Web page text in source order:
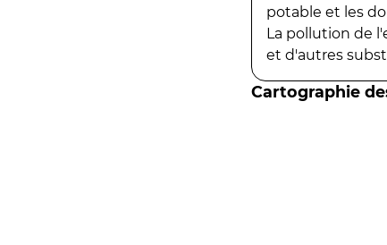
potable et les
La pollution de
et d'autres
Cartographie